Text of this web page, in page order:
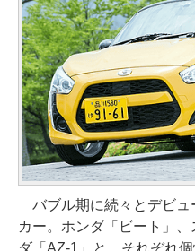
バブル期に続々とデビュ
カー。ホンダ「ビート」